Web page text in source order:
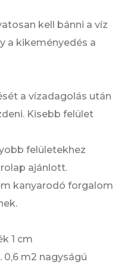
kell bánni a víz
a kikeményedés a
a vízadagolás után
Kisebb felület
felületekhez
ajánlott.
kanyarodó forgalom
1 cm
m2 nagyságú